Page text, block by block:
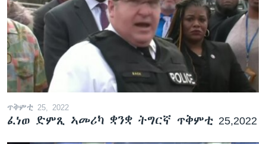
ጥቅምቲ 25, 2022
ፈነወ ድምጺ ኣመሪካ ቋንቋ ትግርኛ ጥቅምቲ 25,2022